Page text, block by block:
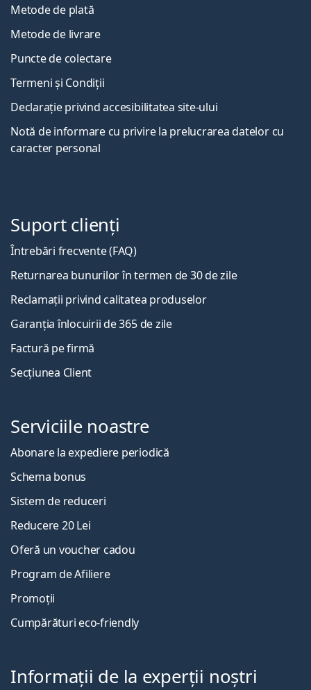
Metode de plată
Metode de livrare
Puncte de colectare
Termeni și Condiții
Declarație privind accesibilitatea site-ului
Notă de informare cu privire la prelucrarea datelor cu
caracter personal
Suport clienți
Întrebări frecvente (FAQ)
Returnarea bunurilor în termen de 30 de zile
Reclamații privind calitatea produselor
Garanția înlocuirii de 365 de zile
Factură pe firmă
Secțiunea Client
Serviciile noastre
Abonare la expediere periodică
Schema bonus
Sistem de reduceri
Reducere 20 Lei
Oferă un voucher cadou
Program de Afiliere
Promoții
Cumpărături eco-friendly
Informații de la experții noștri